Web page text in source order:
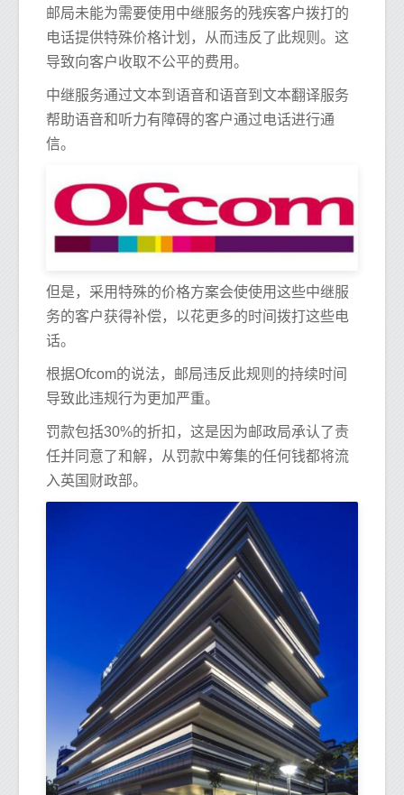
邮局未能为需要使用中继服务的残疾客户拨打的
电话提供特殊价格计划，从而违反了此规则。这
导致向客户收取不公平的费用。
中继服务通过文本到语音和语音到文本翻译服务
帮助语音和听力有障碍的客户通过电话进行通
信。
但是，采用特殊的价格方案会使使用这些中继服
务的客户获得补偿，以花更多的时间拨打这些电
话。
根据Ofcom的说法，邮局违反此规则的持续时间
导致此违规行为更加严重。
罚款包括30%的折扣，这是因为邮政局承认了责
任并同意了和解，从罚款中筹集的任何钱都将流
入英国财政部。